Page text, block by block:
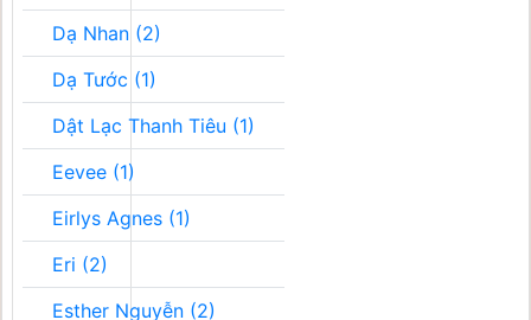
Dạ Nhan (2)
Dạ Tước (1)
Dật Lạc Thanh Tiêu (1)
Eevee (1)
Eirlys Agnes (1)
Eri (2)
Esther Nguyễn (2)